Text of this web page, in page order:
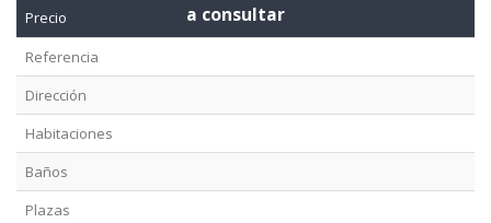
Precio a consultar
Referencia
Dirección
Habitaciones
Baños
Plazas